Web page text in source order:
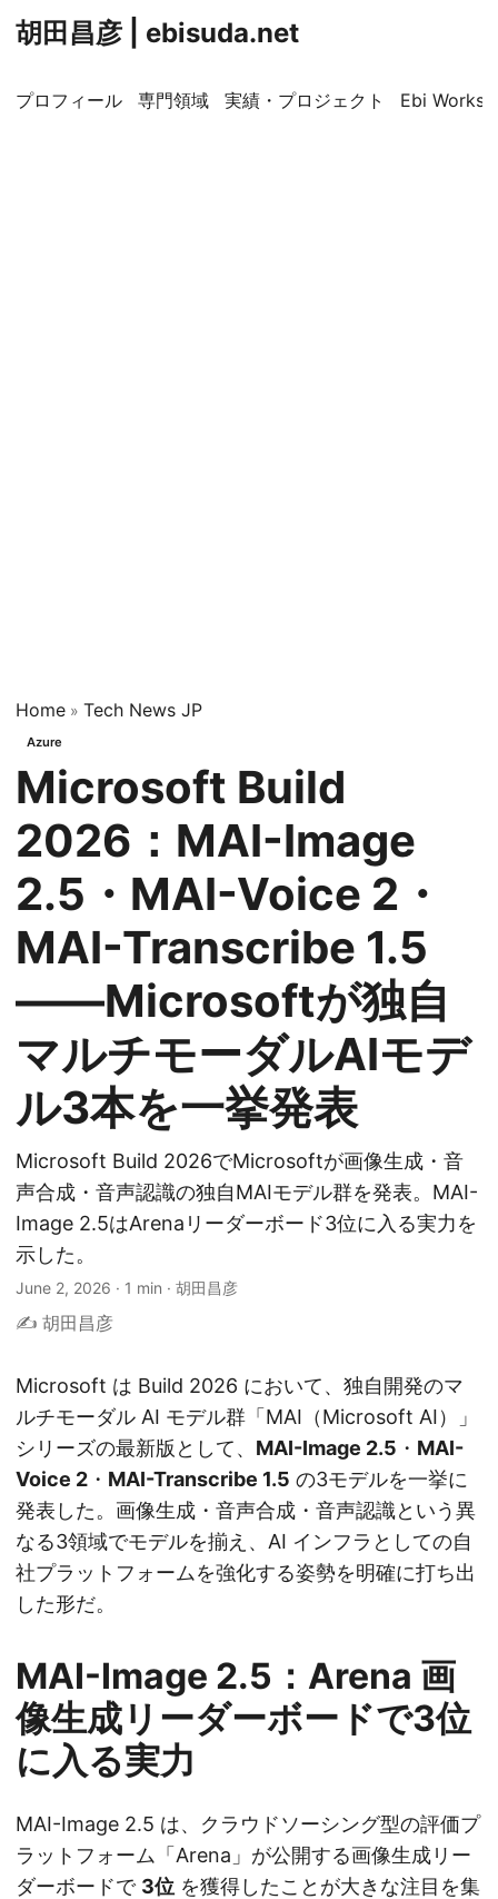
胡田昌彦 | ebisuda.net
プロフィール 専門領域 実績・プロジェクト Ebi
Home » Tech News JP
Azure
Microsoft Build
2026：MAI-Image
2.5・MAI-Voice 2・
MAI-Transcribe 1.5
——Microsoftが独自
マルチモーダルAIモデ
ル3本を一挙発表
Microsoft Build 2026でMicrosoftが画像生成・音
声合成・音声認識の独自MAIモデル群を発表。MAI-
Image 2.5はArenaリーダーボード3位に入る実力を
示した。
June 2, 2026 · 1 min · 胡田昌彦
✍️ 胡田昌彦
Microsoft は Build 2026 において、独自開発のマ
ルチモーダル AI モデル群「MAI（Microsoft AI）」
シリーズの最新版として、 MAI-Image 2.5 ・ MAI-
Voice 2 ・ MAI-Transcribe 1.5 の3モデルを一挙に
発表した。画像生成・音声合成・音声認識という異
なる3領域でモデルを揃え、AI インフラとしての自
社プラットフォームを強化する姿勢を明確に打ち出
した形だ。
MAI-Image 2.5：Arena 画
像生成リーダーボードで3位
に入る実力
MAI-Image 2.5 は、クラウドソーシング型の評価プ
ラットフォーム「Arena」が公開する画像生成リー
ダーボードで 3位 を獲得したことが大きな注目を集